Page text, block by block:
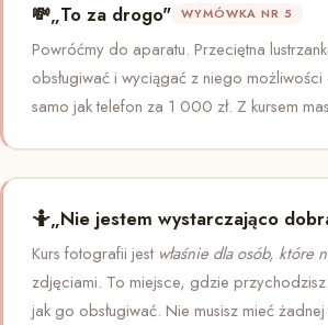
💸„To za drogo" WYMÓWKA NR 5
Powróćmy do aparatu. Przeciętna
obsługiwać i wyciągać z niego
samo jak telefon za 1 000 zł. Z kursem
🤷„Nie jestem wystarczająco
Kurs fotografii jest właśnie dla osób, które
zdjęciami. To miejsce, gdzie
jak go obsługiwać. Nie musisz mieć